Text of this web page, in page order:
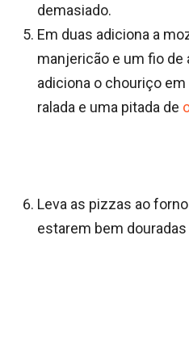
demasiado.
Em duas adiciona a
manjericão e um fio de
adiciona o chouriço
ralada e uma pitada de
Leva as pizzas ao
estarem bem